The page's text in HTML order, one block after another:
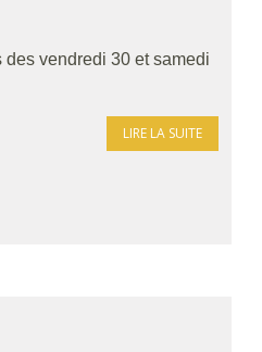
vendredi 30 et samedi
LIRE LA SUITE